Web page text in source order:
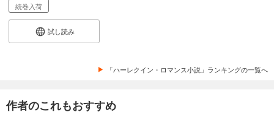
続巻入荷
試し読み
「ハーレクイン・ロマンス小説」ランキングの一覧へ
作者のこれもおすすめ